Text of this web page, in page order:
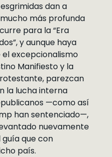
dan a
más profunda
para la “Era
y aunque haya
el excepcionalismo
Manifiesto y la
parezcan
la lucha interna
—como así
han sentenciado—,
nuevamente
que con
país.